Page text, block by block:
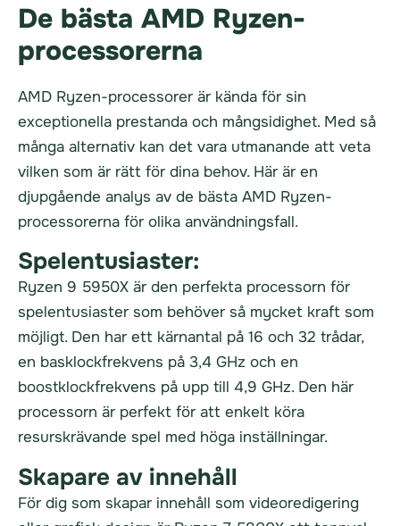
De bästa AMD Ryzen-
processorerna
AMD Ryzen-processorer är kända för sin
exceptionella prestanda och mångsidighet. Med så
många alternativ kan det vara utmanande att veta
vilken som är rätt för dina behov. Här är en
djupgående analys av de bästa AMD Ryzen-
processorerna för olika användningsfall.
Spelentusiaster:
Ryzen 9 5950X är den perfekta processorn för
spelentusiaster som behöver så mycket kraft som
möjligt. Den har ett kärnantal på 16 och 32 trådar,
en basklockfrekvens på 3,4 GHz och en
boostklockfrekvens på upp till 4,9 GHz. Den här
processorn är perfekt för att enkelt köra
resurskrävande spel med höga inställningar.
Skapare av innehåll
För dig som skapar innehåll som videoredigering